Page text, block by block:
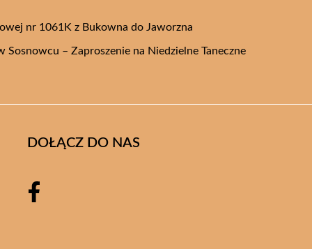
nr 1061K z Bukowna do Jaworzna
– Zaproszenie na Niedzielne Taneczne
DOŁĄCZ DO NAS